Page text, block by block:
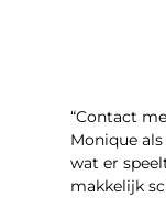
“Contact
Monique
wat er
makkelijk